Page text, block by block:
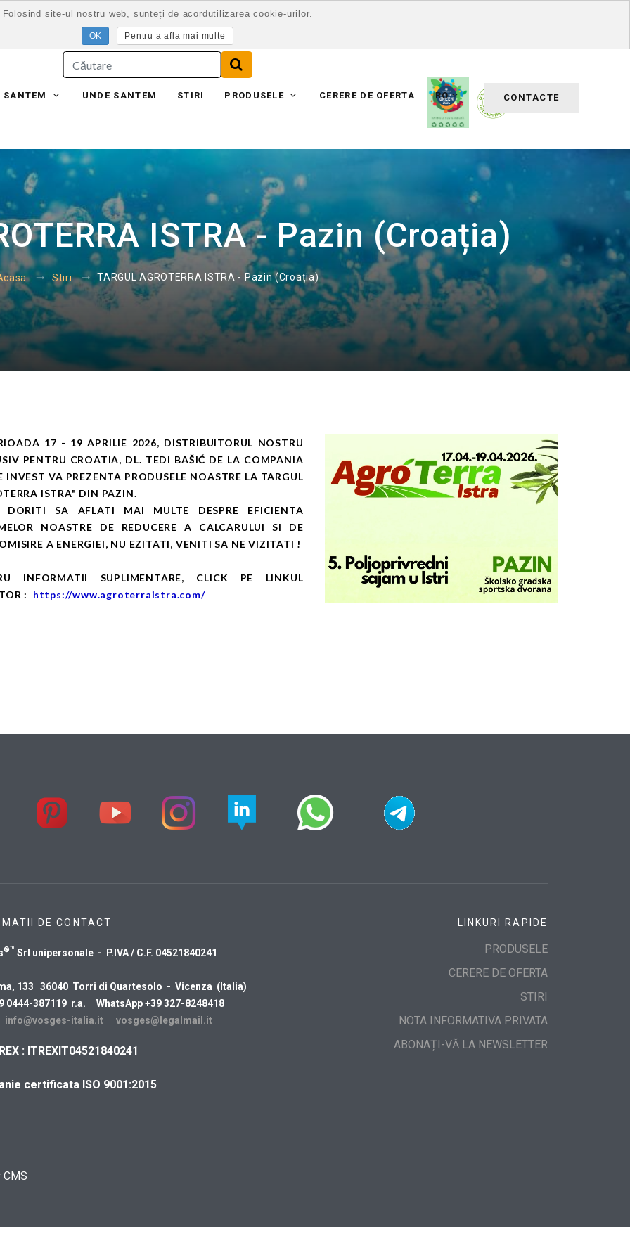
CONTACTE
SANTEM UNDE SANTEM STIRI PRODUSELE CERERE DE OFERTA RO
ISTRA - Pazin (Croația)
Stiri TARGUL AGROTERRA ISTRA - Pazin (Croația)
17 - 19 APRILIE 2026, DISTRIBUITORUL NOSTRU
PENTRU CROATIA, DL. TEDI BAŠIĆ DE LA COMPANIA
INVEST VA PREZENTA PRODUSELE NOASTRE LA TARGUL
ISTRA" DIN PAZIN.
DORITI SA AFLATI MAI MULTE DESPRE EFICIENTA
NOASTRE DE REDUCERE A CALCARULUI SI DE
A ENERGIEI, NU EZITATI, VENITI SA NE VIZITATI !
INFORMATII SUPLIMENTARE, CLICK PE LINKUL
:
https://www.agroterraistra.com/
DE CONTACT
®™ Srl unipersonale - P.IVA / C.F. 04521840241
133 36040 Torri di Quartesolo - Vicenza (Italia)
0444-387119 r.a. WhatsApp +39 327-8248418
info@vosges-italia.it vosges@legalmail.it
: ITREXIT04521840241
certificata ISO 9001:2015
LINKURI RAPIDE
PRODUSELE
CERERE DE OFERTA
STIRI
NOTA INFORMATIVA PRIVATA
ABONAȚI-VĂ LA NEWSLETTER
Folosind site-ul nostru web, sunteți de acordutilizarea cookie-urilor.
Pentru a afla mai multe